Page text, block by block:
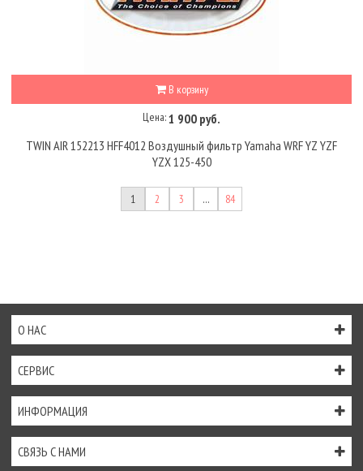
В корзину
Цена:1 900 руб.
TWIN AIR 152213 HFF4012 Воздушный фильтр Yamaha WRF YZ YZF
YZX 125-450
1 2 3 … 84
О НАС
СЕРВИС
ИНФОРМАЦИЯ
СВЯЗЬ С НАМИ